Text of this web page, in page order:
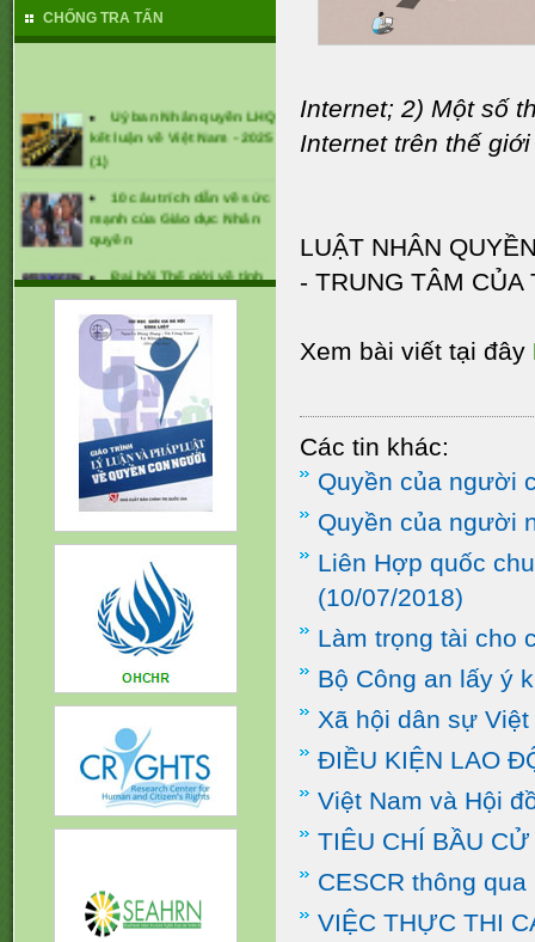
CHỐNG TRA TẤN
Uỷ ban Nhân quyền LHQ
kết luận về Việt Nam - 2025
10 câu trích dẫn về sức
mạnh của Giáo dục Nhân
quyền
Đại hội Thế giới về tình
trạng mất tích cưỡng bức
lần thứ 1 (tháng 1/2025)
CÁC KHUYẾN NGHỊ ĐỐI
VỚI VIỆT NAM TẠI UPR -
2024
Internet; 2) Một số
Internet trên thế
LUẬT NHÂN
- TRUNG TÂM
Xem bài viết tại đây
Các tin khác:
Quyền của người
Quyền của người
Liên Hợp quốc
(10/07/2018)
Làm trọng tài cho
Bộ Công an lấy ý
Xã hội dân sự
ĐIỀU KIỆN LAO
Việt Nam và Hội
TIÊU CHÍ BẦU
CESCR thông
VIỆC THỰC THI